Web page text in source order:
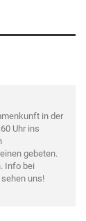
in der
Uhr ins
gebeten.
Info bei
uns!